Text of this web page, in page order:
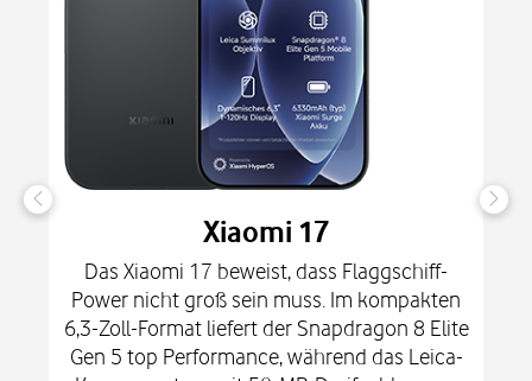
Xiaomi 17
Das Xiaomi 17 beweist, dass Flaggschiff-
Power nicht groß sein muss. Im kompakten
6,3-Zoll-Format liefert der Snapdragon 8 Elite
Gen 5 top Performance, während das Leica-